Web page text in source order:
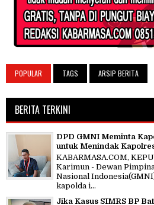
POPULAR TAGS ARSIP BERITA
BERITA TERKINI
DPD GMNI Meminta
untuk Menindak
KABARMASA.COM,
Karimun - Dewan
Nasional
kapolda i...
Jika Kasus SIMRS BP